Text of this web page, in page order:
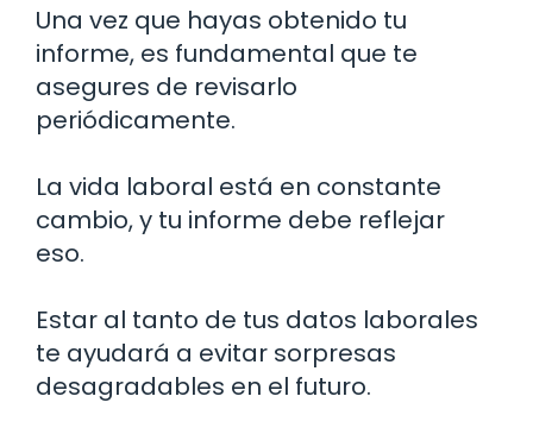
Una vez que hayas obtenido tu
informe, es fundamental que te
asegures de revisarlo
periódicamente.
La vida laboral está en constante
cambio, y tu informe debe reflejar
eso.
Estar al tanto de tus datos laborales
te ayudará a evitar sorpresas
desagradables en el futuro.